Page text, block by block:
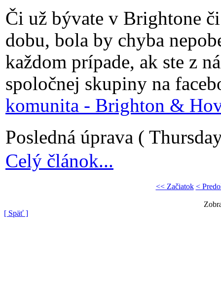
Či už bývate v Brightone
dobu, bola by chyba
každom prípade, ak ste z
spoločnej skupiny na
komunita - Brighton &
Posledná úprava (
Celý článok...
<< Začiatok <
[ Späť ]